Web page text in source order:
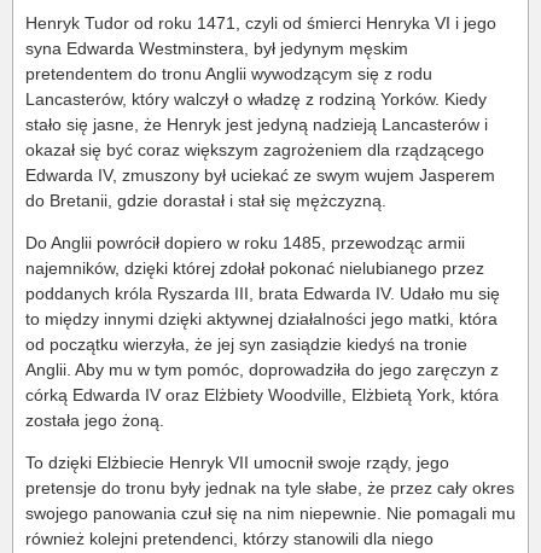
Henryk Tudor od roku 1471, czyli od śmierci Henryka VI i jego
syna Edwarda Westminstera, był jedynym męskim
pretendentem do tronu Anglii wywodzącym się z rodu
Lancasterów, który walczył o władzę z rodziną Yorków. Kiedy
stało się jasne, że Henryk jest jedyną nadzieją Lancasterów i
okazał się być coraz większym zagrożeniem dla rządzącego
Edwarda IV, zmuszony był uciekać ze swym wujem Jasperem
do Bretanii, gdzie dorastał i stał się mężczyzną.
Do Anglii powrócił dopiero w roku 1485, przewodząc armii
najemników, dzięki której zdołał pokonać nielubianego przez
poddanych króla Ryszarda III, brata Edwarda IV. Udało mu się
to między innymi dzięki aktywnej działalności jego matki, która
od początku wierzyła, że jej syn zasiądzie kiedyś na tronie
Anglii. Aby mu w tym pomóc, doprowadziła do jego zaręczyn z
córką Edwarda IV oraz Elżbiety Woodville, Elżbietą York, która
została jego żoną.
To dzięki Elżbiecie Henryk VII umocnił swoje rządy, jego
pretensje do tronu były jednak na tyle słabe, że przez cały okres
swojego panowania czuł się na nim niepewnie. Nie pomagali mu
również kolejni pretendenci, którzy stanowili dla niego